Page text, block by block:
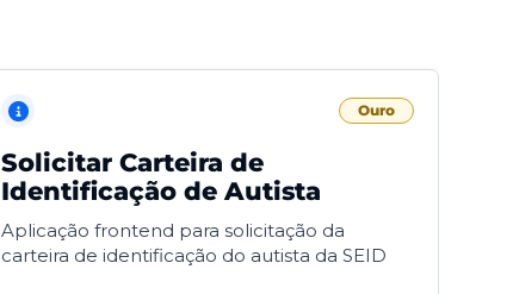
Ouro
Solicitar Carteira de
Identificação de Autista
Aplicação frontend para solicitação da
carteira de identificação do autista da SEID